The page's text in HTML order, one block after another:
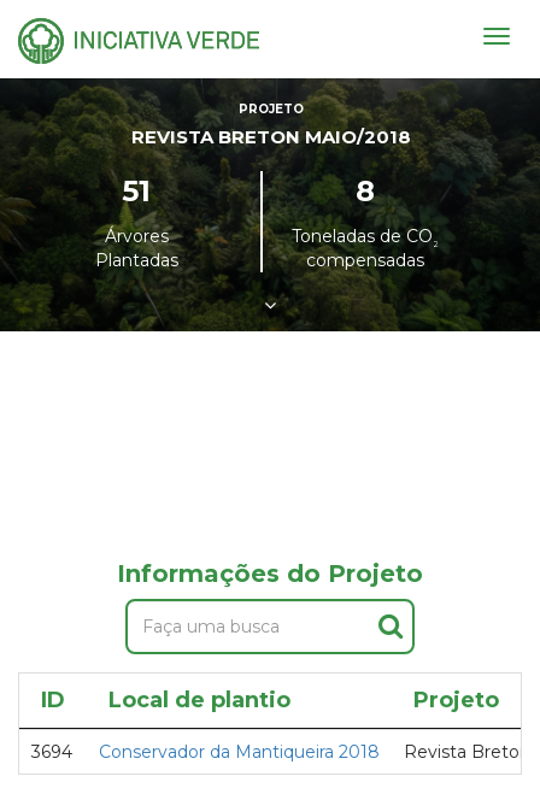
PROJETO
REVISTA BRETON MAIO/2018
51
Árvores
Plantadas
8
Toneladas de CO²
compensadas
Informações do Projeto
ID Local de plantio Projeto
3694 Conservador da Mantiqueira 2018 Revista Breton